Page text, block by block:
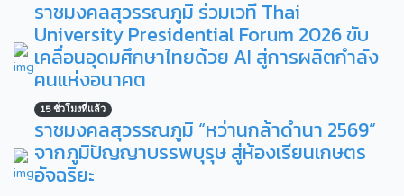
ราชมงคลสุวรรณภูมิ ร่วมเวที Thai
University Presidential Forum 2026 ขับ
เคลื่อนอุดมศึกษาไทยด้วย AI สู่การผลิตกำลัง
คนแห่งอนาคต
15 ชั่วโมงที่แล้ว
ราชมงคลสุวรรณภูมิ “หว่านกล้าดำนา 2569”
จากภูมิปัญญาบรรพบุรุษ สู่ห้องเรียนเกษตร
อัจฉริยะ